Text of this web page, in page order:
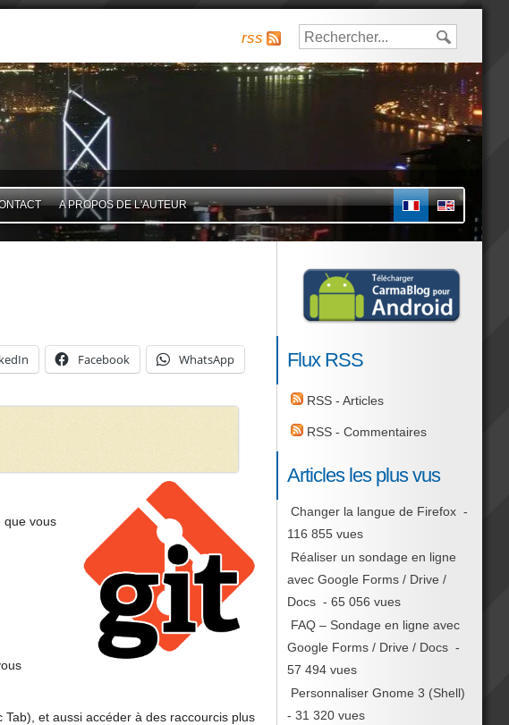
rss
A PROPOS DE L'AUTEUR
Facebook WhatsApp
que vous
et aussi accéder à des raccourcis plus
Flux RSS
RSS - Articles
RSS - Commentaires
Articles les plus vus
Changer la langue de Firefox -
116 855 vues
Réaliser un sondage en ligne
avec Google Forms / Drive /
Docs - 65 056 vues
FAQ – Sondage en ligne avec
Google Forms / Drive / Docs -
57 494 vues
Personnaliser Gnome 3 (Shell)
- 31 320 vues